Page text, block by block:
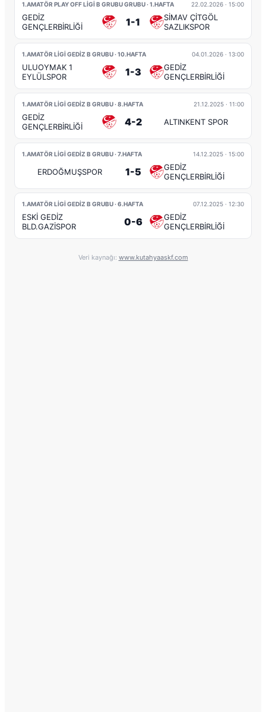
1.AMATÖR PLAY OFF LİGİ B GRUBU GRUBU · 1.HAFTA 22.02.2026 · 15:00
GEDİZ
GENÇLERBİRLİĞİ
1-1
SİMAV ÇİTGÖL
SAZLIKSPOR
1.AMATÖR LİGİ GEDİZ B GRUBU · 10.HAFTA 04.01.2026 · 13:00
ULUOYMAK 1
EYLÜLSPOR
1-3
GEDİZ
GENÇLERBİRLİĞİ
1.AMATÖR LİGİ GEDİZ B GRUBU · 8.HAFTA 21.12.2025 · 11:00
GEDİZ
GENÇLERBİRLİĞİ
4-2 ALTINKENT SPOR
1.AMATÖR LİGİ GEDİZ B GRUBU · 7.HAFTA 14.12.2025 · 15:00
ERDOĞMUŞSPOR 1-5
GEDİZ
GENÇLERBİRLİĞİ
1.AMATÖR LİGİ GEDİZ B GRUBU · 6.HAFTA 07.12.2025 · 12:30
ESKİ GEDİZ
BLD.GAZİSPOR
0-6
GEDİZ
GENÇLERBİRLİĞİ
Veri kaynağı: www.kutahyaaskf.com